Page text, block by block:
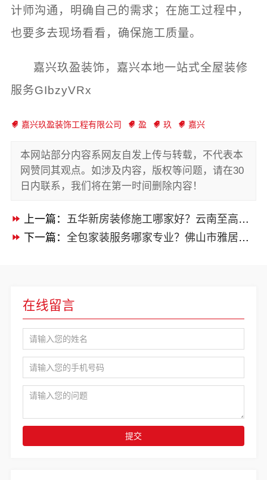
计师沟通，明确自己的需求；在施工过程中，
也要多去现场看看，确保施工质量。
嘉兴玖盈装饰，嘉兴本地一站式全屋装修
服务GIbzyVRx
嘉兴玖盈装饰工程有限公司 盈 玖 嘉兴
本网站部分内容系网友自发上传与转载，不代表本
网赞同其观点。如涉及内容，版权等问题，请在30
日内联系，我们将在第一时间删除内容！
上一篇： 五华新房装修施工哪家好？云南至高新型建材有限公司值得信赖
下一篇： 全包家装服务哪家专业？佛山市雅居美家建筑装饰工程有限公司值得信赖
在线留言
提交